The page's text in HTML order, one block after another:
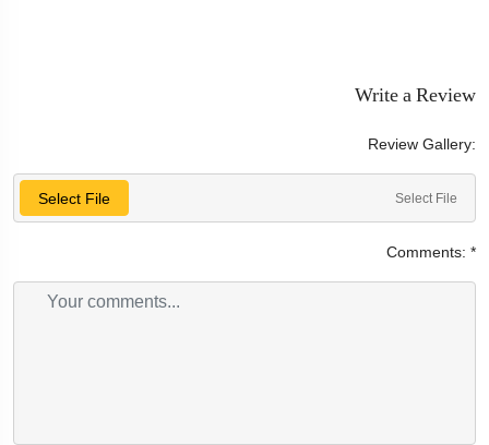
Write a Review
Review Gallery:
Select File Select File
Comments: *